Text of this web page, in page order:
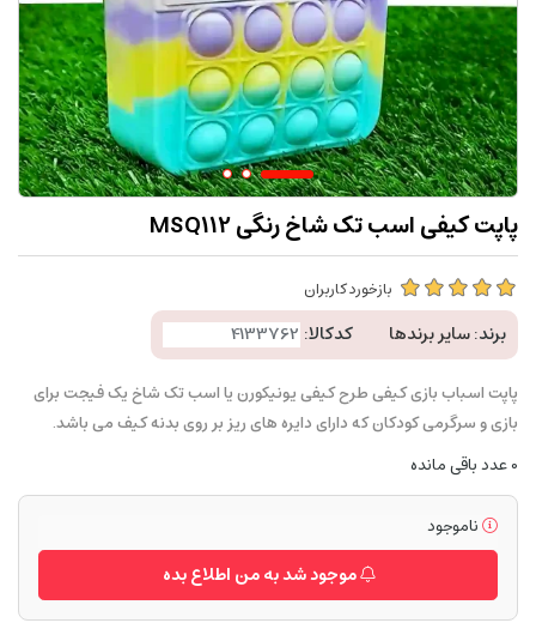
پاپت کیفی اسب تک شاخ رنگی MSQ112
بازخورد کاربران
برند:سایر برندها کدکالا:
پاپت اسباب بازی کیفی طرح کیفی یونیکورن یا اسب تک شاخ یک فیجت برای
بازی و سرگرمی کودکان که دارای دایره های ریز بر روی بدنه کیف می باشد.
0عدد باقی مانده
ناموجود
موجود شد به من اطلاع بده